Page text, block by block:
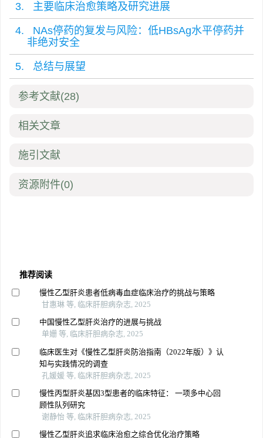
3. 主要临床治愈策略及研究进展
4. NAs停药的复发与风险：低HBsAg水平停药并
非绝对安全
5. 总结与展望
参考文献(28)
相关文章
施引文献
资源附件(0)
推荐阅读
慢性乙型肝炎患者低病毒血症临床治疗的挑战与策略
甘惠琳 等, 临床肝胆病杂志, 2025
中国慢性乙型肝炎治疗的进展与挑战
单姗 等, 临床肝胆病杂志, 2025
临床医生对《慢性乙型肝炎防治指南（2022年版）》认
知与实践情况的调查
孔媛媛 等, 临床肝胆病杂志, 2025
慢性丙型肝炎基因3型患者的临床特征： 一项多中心回
顾性队列研究
谢静怡 等, 临床肝胆病杂志, 2025
慢性乙型肝炎追求临床治愈之综合优化治疗策略